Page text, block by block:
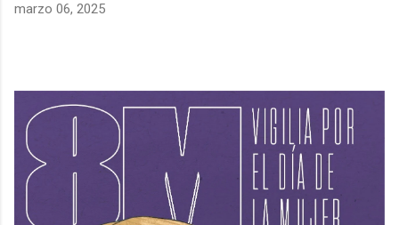
marzo 06, 2025